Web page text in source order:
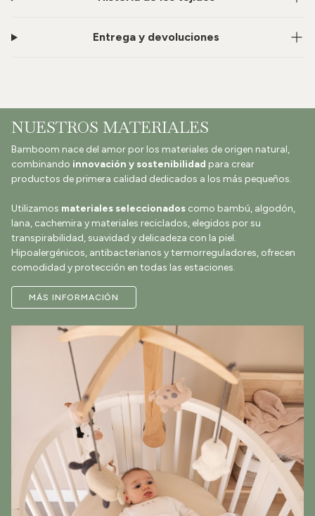
Entrega y devoluciones
NUESTROS MATERIALES
Bamboom nace del amor por los materiales de origen natural,
combinando innovación y sostenibilidad para crear
productos de primera calidad dedicados a los más pequeños.
Utilizamos materiales seleccionados como bambú, algodón,
lana, cachemira y materiales reciclados, elegidos por su
transpirabilidad, suavidad y delicadeza con la piel.
Hipoalergénicos, antibacterianos y termorreguladores, ofrecen
comodidad y protección en todas las estaciones.
MÁS INFORMACIÓN